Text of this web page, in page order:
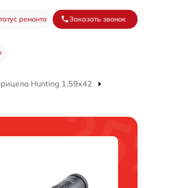
ремонта Заказать звонок
Hunting 1,59x42